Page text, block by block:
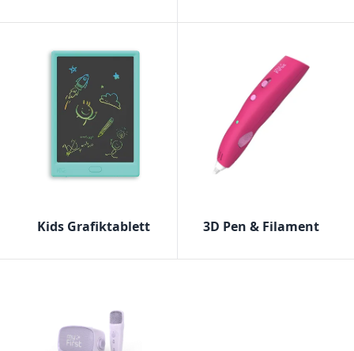
Kids Grafiktablett 3D Pen & Filament